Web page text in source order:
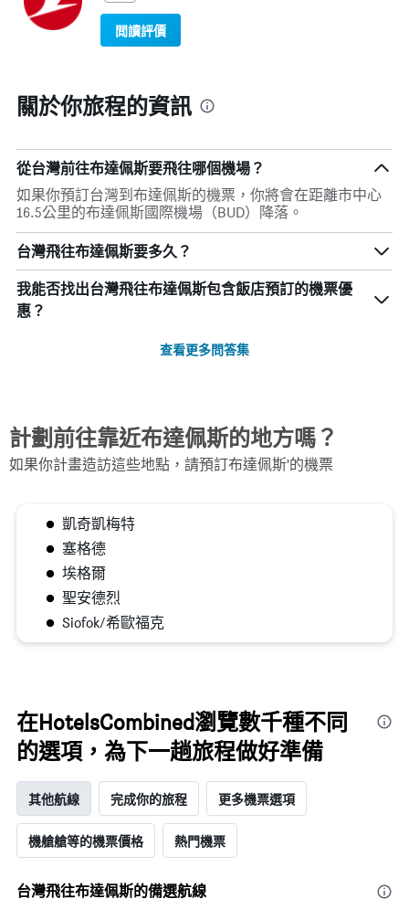
閲讀評價
關於你旅程的資訊
從台灣前往布達佩斯要飛往哪個機場？
如果你預訂台灣到布達佩斯的機票，你將會在距離市中心
16.5公里的布達佩斯國際機場（BUD）降落。
台灣飛往布達佩斯要多久？
我能否找出台灣飛往布達佩斯包含飯店預訂的機票優
惠？
查看更多問答集
計劃前往靠近布達佩斯的地方嗎？
如果你計畫造訪這些地點，請預訂布達佩斯'的機票
凱奇凱梅特
塞格德
埃格爾
聖安德烈
Siofok/希歐福克
在HotelsCombined瀏覽數千種不同
的選項，為下一趟旅程做好準備
其他航線 完成你的旅程 更多機票選項
機艙艙等的機票價格 熱門機票
台灣飛往布達佩斯的備選航線